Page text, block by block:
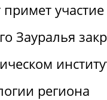
Зауралья
региона